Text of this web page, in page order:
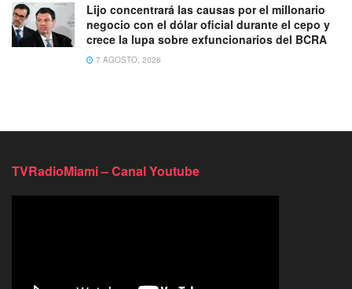
Lijo concentrará las causas por el millonario
negocio con el dólar oficial durante el cepo y
crece la lupa sobre exfuncionarios del BCRA
7 AGOSTO, 2026
TVRadioMiami – Canal Youtube